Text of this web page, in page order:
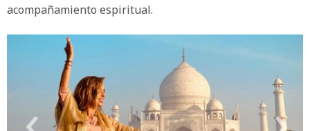
acompañamiento espiritual.